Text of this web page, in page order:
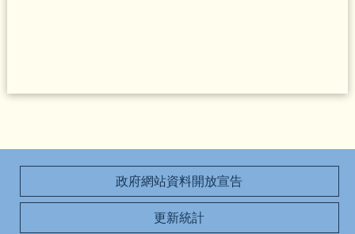
政府網站資料開放宣告
更新統計